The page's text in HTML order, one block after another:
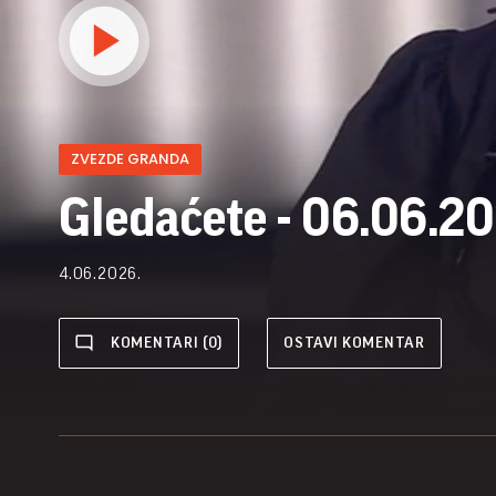
ZVEZDE GRANDA
Gledaćete -
4.06.2026.
KOMENTARI (0) OSTAVI KOMENTAR